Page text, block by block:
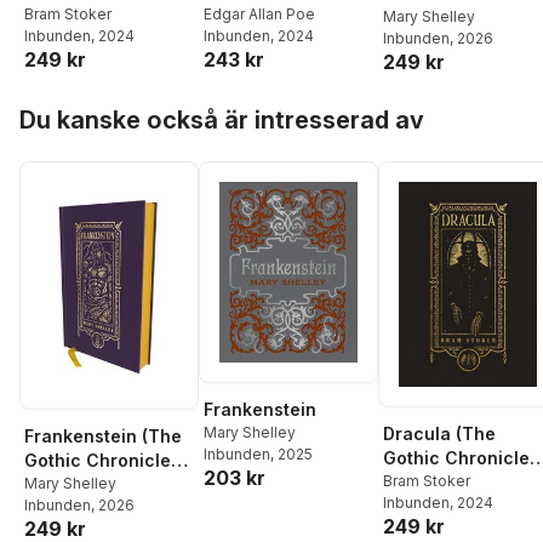
Collection): Deluxe
Edition
Bram Stoker
Inbunden, 2024
249 kr
(The Gothic
Chronicles
Collection): Deluxe
Edgar Allan Poe
Inbunden, 2024
243 kr
Collection):
Edition
Mary Shelley
Inbunden, 2026
249 kr
Du kanske också är intresserad av
Frankenstein (The
Gothic Chronicles
Collection): Deluxe
Edition
Mary Shelley
Inbunden, 2026
249 kr
Frankenstein
Mary Shelley
Inbunden, 2025
203 kr
Dracula (The
Gothic Chronicles
Collection):
Edition
Bram Stoker
Inbunden, 2024
249 kr